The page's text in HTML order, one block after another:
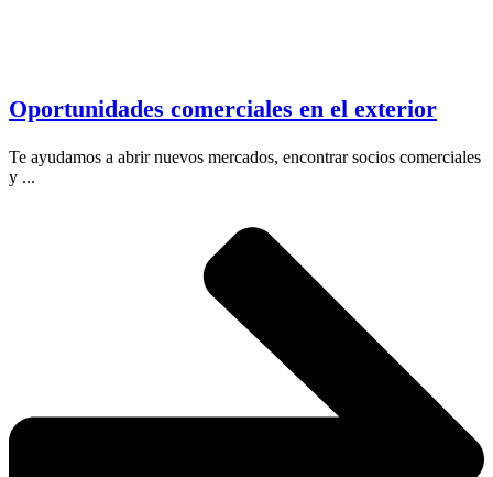
Oportunidades comerciales en el exterior
Te ayudamos a abrir nuevos mercados, encontrar socios comerciales
y ...